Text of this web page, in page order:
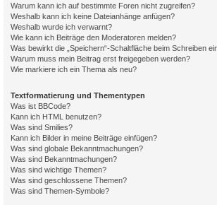
Warum kann ich auf bestimmte Foren nicht zugreifen?
Weshalb kann ich keine Dateianhänge anfügen?
Weshalb wurde ich verwarnt?
Wie kann ich Beiträge den Moderatoren melden?
Was bewirkt die „Speichern“-Schaltfläche beim Schreiben
Warum muss mein Beitrag erst freigegeben werden?
Wie markiere ich ein Thema als neu?
Textformatierung und Thementypen
Was ist BBCode?
Kann ich HTML benutzen?
Was sind Smilies?
Kann ich Bilder in meine Beiträge einfügen?
Was sind globale Bekanntmachungen?
Was sind Bekanntmachungen?
Was sind wichtige Themen?
Was sind geschlossene Themen?
Was sind Themen-Symbole?